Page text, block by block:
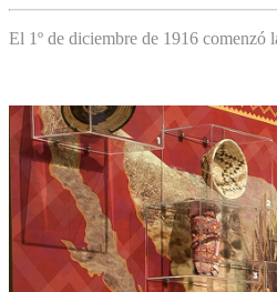
El 1º de diciembre de 1916